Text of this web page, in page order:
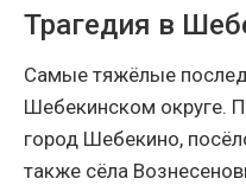
Трагедия в
Самые тяжёлые
Шебекинском округе.
город Шебекино,
также сёла